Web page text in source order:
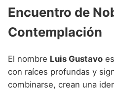
Encuentro de
Contemplación
El nombre Luis Gustavo
con raíces profundas y
combinarse, crean una